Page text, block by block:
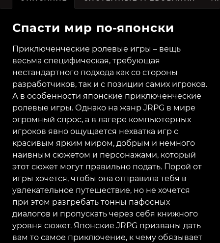
Спасти мир по-японски
Приключенческие ролевые игры – вещь
весьма специфическая, требующая
нестандартного подхода как со стороны
разработчиков, так и с позиции самих игроков.
А в особенности японские приключенческие
ролевые игры. Однако на жанр JRPG в мире
огромный спрос, а в лагере компьютерных
игроков явно ощущается нехватка игр с
красивым ярким миром, добрым и немного
наивным сюжетом и персонажами, который
этот сюжет могут правильно подать. Порой от
игры хочется, чтобы она отправила тебя в
увлекательное путешествие, но не хочется
при этом разгребать тонны пафосных
диалогов и пропускать через себя книжного
уровня сюжет. Японские JRPG призваны дать
вам то самое приключение, к чему обязывает